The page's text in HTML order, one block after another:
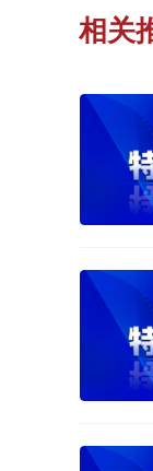
相关